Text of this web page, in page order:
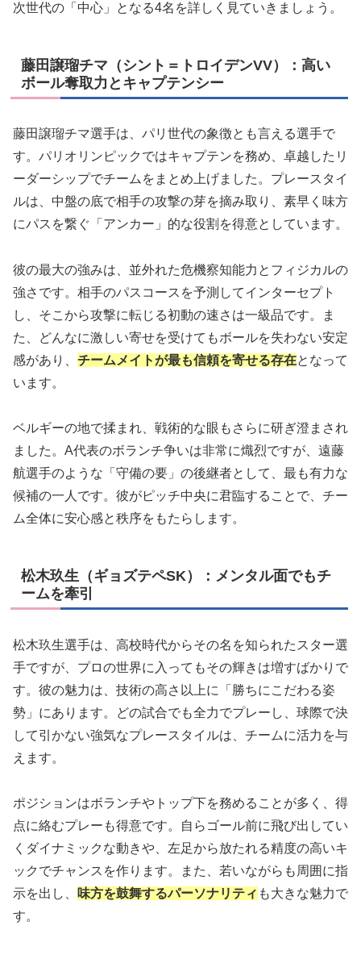
次世代の「中心」となる4名を詳しく見ていきましょう。
藤田譲瑠チマ（シント＝トロイデンVV）：高い
ボール奪取力とキャプテンシー
藤田譲瑠チマ選手は、パリ世代の象徴とも言える選手で
す。パリオリンピックではキャプテンを務め、卓越したリ
ーダーシップでチームをまとめ上げました。プレースタイ
ルは、中盤の底で相手の攻撃の芽を摘み取り、素早く味方
にパスを繋ぐ「アンカー」的な役割を得意としています。
彼の最大の強みは、並外れた危機察知能力とフィジカルの
強さです。相手のパスコースを予測してインターセプト
し、そこから攻撃に転じる初動の速さは一級品です。ま
た、どんなに激しい寄せを受けてもボールを失わない安定
感があり、 チームメイトが最も信頼を寄せる存在となって
います。
ベルギーの地で揉まれ、戦術的な眼もさらに研ぎ澄まされ
ました。A代表のボランチ争いは非常に熾烈ですが、遠藤
航選手のような「守備の要」の後継者として、最も有力な
候補の一人です。彼がピッチ中央に君臨することで、チー
ム全体に安心感と秩序をもたらします。
松木玖生（ギョズテペSK）：メンタル面でもチ
ームを牽引
松木玖生選手は、高校時代からその名を知られたスター選
手ですが、プロの世界に入ってもその輝きは増すばかりで
す。彼の魅力は、技術の高さ以上に「勝ちにこだわる姿
勢」にあります。どの試合でも全力でプレーし、球際で決
して引かない強気なプレースタイルは、チームに活力を与
えます。
ポジションはボランチやトップ下を務めることが多く、得
点に絡むプレーも得意です。自らゴール前に飛び出してい
くダイナミックな動きや、左足から放たれる精度の高いキ
ックでチャンスを作ります。また、若いながらも周囲に指
示を出し、 味方を鼓舞するパーソナリティ も大きな魅力で
す。